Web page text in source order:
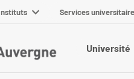
Services
Université